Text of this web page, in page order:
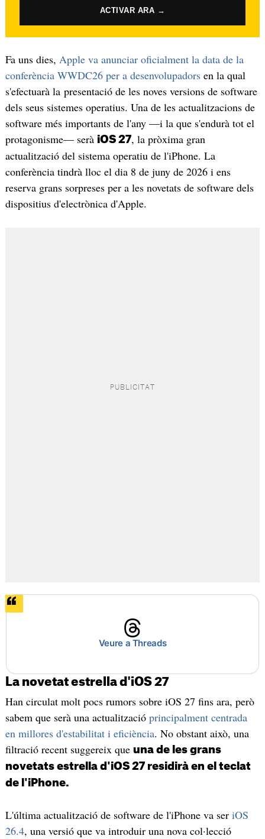
ACTIVAR ARA →
Fa uns dies, Apple va anunciar oficialment la data de la
conferència WWDC26 per a desenvolupadorsen la qual
s'efectuarà la presentació de les noves versions de software
dels seus sistemes operatius. Una de les actualitzacions de
software més importants de l'any —i la que s'endurà tot el
protagonisme— serà iOS 27, la pròxima gran
actualització del sistema operatiu de l'iPhone. La
conferència tindrà lloc el dia 8 de juny de 2026 i ens
reserva grans sorpreses per a les novetats de software dels
dispositius d'electrònica d'Apple.
Veure a Threads
La novetat estrella d'iOS 27
Han circulat molt pocs rumors sobre iOS 27 fins ara, però
sabem que serà una actualització principalment centrada
en millores d'estabilitat i eficiència. No obstant això, una
filtració recent suggereix que una de les grans
novetats estrella d'iOS 27 residirà en el teclat
de l'iPhone.
L'última actualització de software de l'iPhone va ser iOS
26.4, una versió que va introduir una nova col·lecció